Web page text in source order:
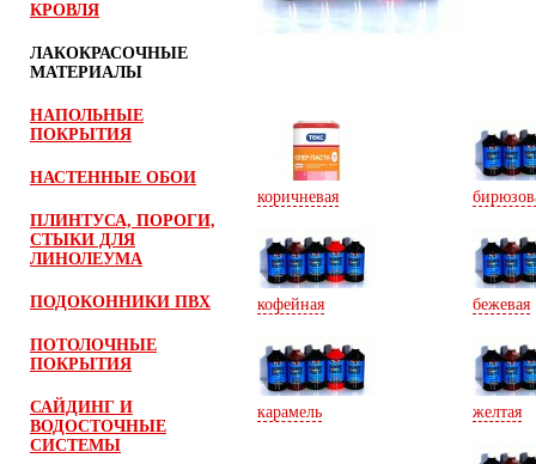
КРОВЛЯ
ЛАКОКРАСОЧНЫЕ
МАТЕРИАЛЫ
НАПОЛЬНЫЕ
ПОКРЫТИЯ
НАСТЕННЫЕ ОБОИ
ПЛИНТУСА, ПОРОГИ,
СТЫКИ ДЛЯ
ЛИНОЛЕУМА
ПОДОКОННИКИ ПВХ
ПОТОЛОЧНЫЕ
ПОКРЫТИЯ
САЙДИНГ И
ВОДОСТОЧНЫЕ
СИСТЕМЫ
коричневая
кофейная бежевая
карамель желтая